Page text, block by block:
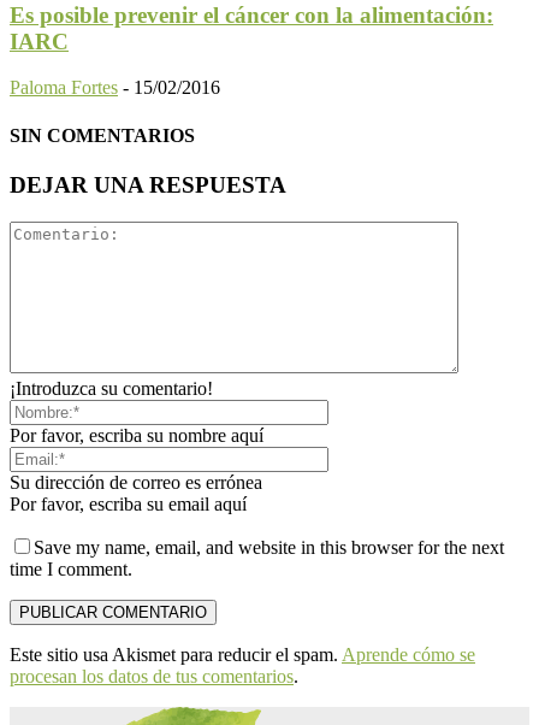
Es posible prevenir el cáncer con la alimentación:
IARC
Paloma Fortes - 15/02/2016
SIN COMENTARIOS
DEJAR UNA RESPUESTA
¡Introduzca su comentario!
Por favor, escriba su nombre aquí
Su dirección de correo es errónea
Por favor, escriba su email aquí
Save my name, email, and website in this browser for the next
time I comment.
Este sitio usa Akismet para reducir el spam. Aprende cómo se
procesan los datos de tus comentarios.